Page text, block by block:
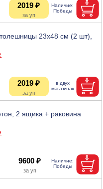
2019 ₽
23х48 см (2 шт),
2019 ₽
2 ящика + раковина
9600 ₽